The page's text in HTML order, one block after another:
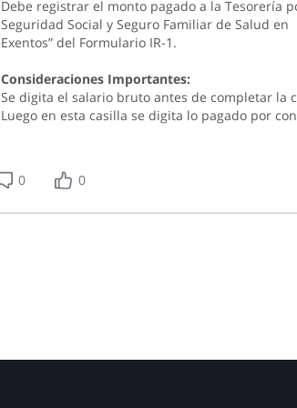
Debe registrar el monto pagado a la Tesorería
Seguridad Social y Seguro Familiar de Salud
Exentos” del Formulario IR-1.
Consideraciones Importantes:
Se digita el salario bruto antes de completar la
Luego en esta casilla se digita lo pagado por
0 0